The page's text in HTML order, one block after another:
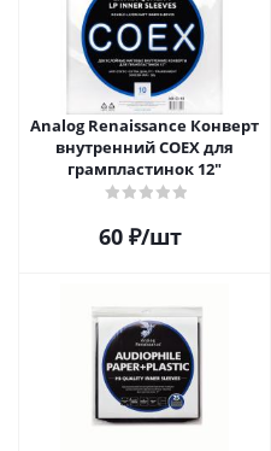
Analog Renaissance Конверт
внутренний COEX для
грампластинок 12"
60 ₽/шт